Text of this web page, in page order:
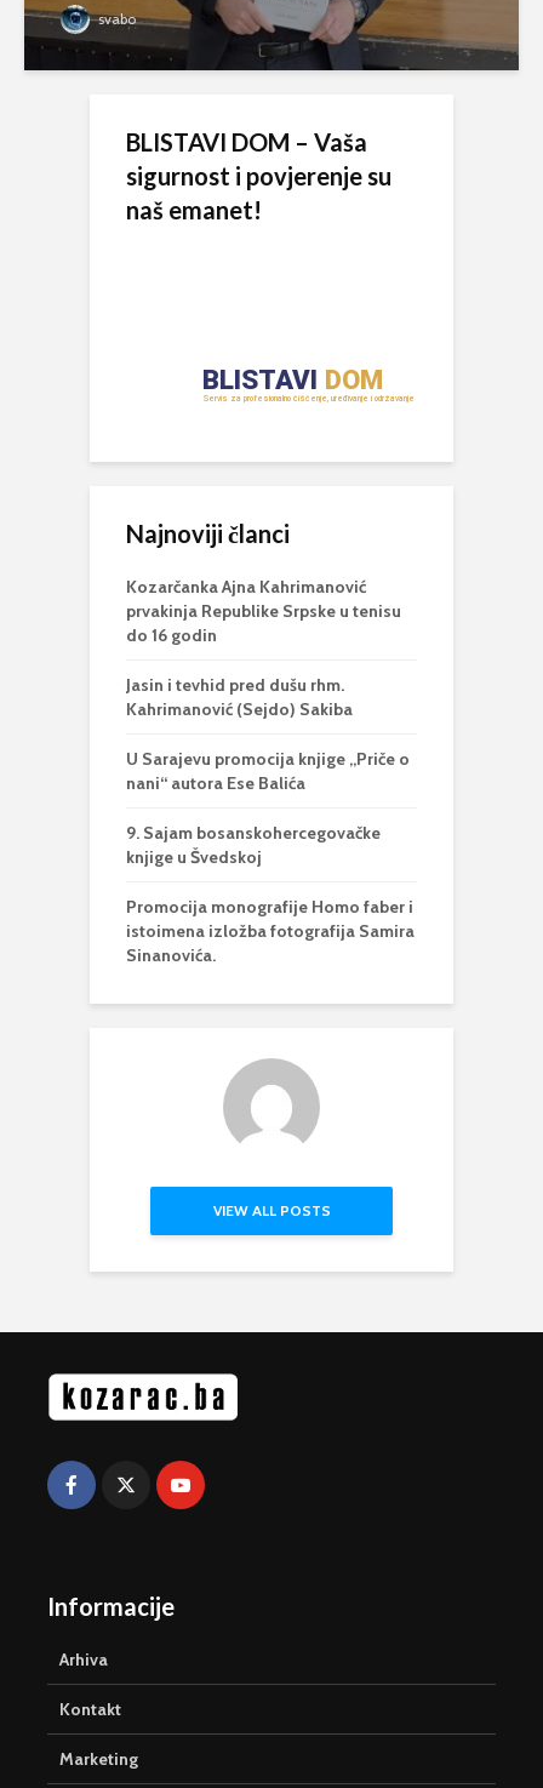
svabo
BLISTAVI DOM – Vaša
sigurnost i povjerenje su
naš emanet!
Najnoviji članci
Kozarčanka Ajna Kahrimanović
prvakinja Republike Srpske u tenisu
do 16 godin
Jasin i tevhid pred dušu rhm.
Kahrimanović (Sejdo) Sakiba
U Sarajevu promocija knjige „Priče o
nani“ autora Ese Balića
9. Sajam bosanskohercegovačke
knjige u Švedskoj
Promocija monografije Homo faber i
istoimena izložba fotografija Samira
Sinanovića.
VIEW ALL POSTS
Informacije
Arhiva
Kontakt
Marketing